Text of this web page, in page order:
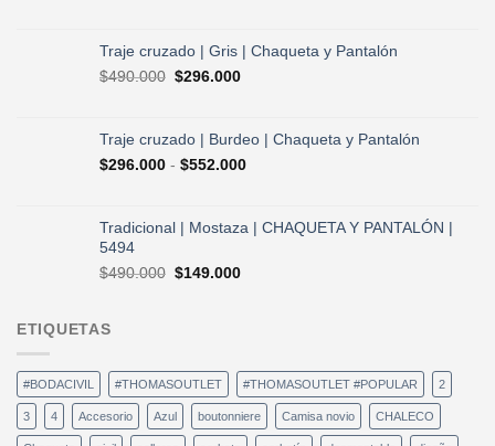
era:
$490.000.
es:
Traje cruzado | Gris | Chaqueta y Pantalón
$490.000 El
era:
$490.000.
$296.000El
es:
$296.000.
Traje cruzado | Burdeo | Chaqueta y Pantalón
$296.000 - $552.000Rango
desde
Tradicional | Mostaza | CHAQUETA Y PANTALÓN |
5494
$490.000 El
$149.000El
ETIQUETAS
#BODACIVIL #THOMASOUTLET #THOMASOUTLET #POPULAR 2
3 4 Accesorio Azul boutonniere Camisa novio CHALECO